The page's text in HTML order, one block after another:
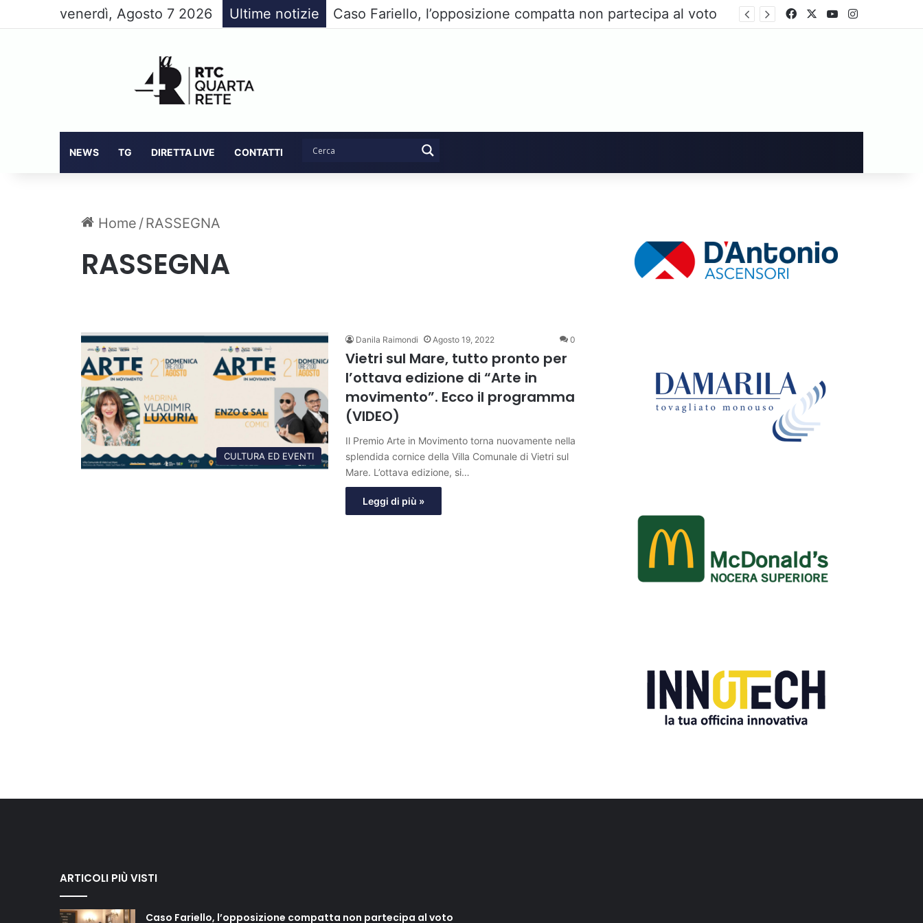
venerdì, Agosto 7 2026 Ultime notizie Caso Fariello, l’opposizione compatta non partecipa al voto Facebook You Tube
NEWS TG DIRETTA LIVE CONTATTI
Home / RASSEGNA
RASSEGNA
CULTURA ED EVENTI
Danila Raimondi Agosto 19, 2022 0
Vietri sul Mare, tutto pronto per
l’ottava edizione di “Arte in
movimento”. Ecco il programma
(VIDEO)
Il Premio Arte in Movimento torna nuovamente nella
splendida cornice della Villa Comunale di Vietri sul
Mare. L’ottava edizione, si…
Leggi di più »
ARTICOLI PIÙ VISTI
Caso Fariello, l’opposizione compatta non partecipa al voto